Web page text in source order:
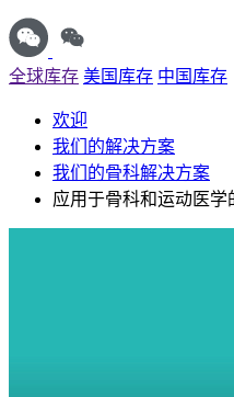
全球库存 美国库存 中国库存
欢迎
我们的解决方案
我们的骨科解决方案
应用于骨科和运动医